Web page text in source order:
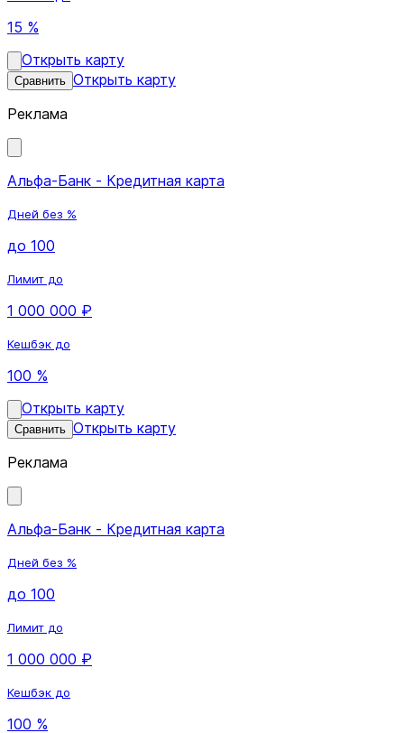
15 %
Открыть карту
Сравнить Открыть карту
Реклама
Альфа-Банк - Кредитная карта
Дней без %
до 100
Лимит до
1 000 000 ₽
Кешбэк до
100 %
Открыть карту
Сравнить Открыть карту
Реклама
Альфа-Банк - Кредитная карта
Дней без %
до 100
Лимит до
1 000 000 ₽
Кешбэк до
100 %